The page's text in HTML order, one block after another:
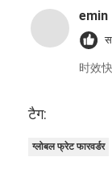
emin
时效
टैग:
ग्लोबल फ्रेट फारवर्डर